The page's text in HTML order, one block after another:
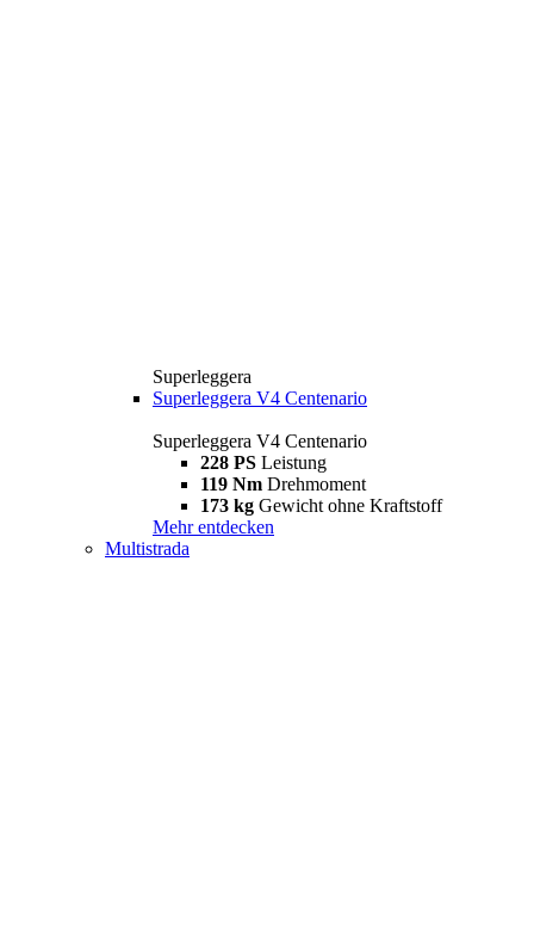
Superleggera
Superleggera V4 Centenario
Superleggera V4 Centenario
228 PS Leistung
119 Nm Drehmoment
173 kg Gewicht ohne Kraftstoff
Mehr entdecken
Multistrada